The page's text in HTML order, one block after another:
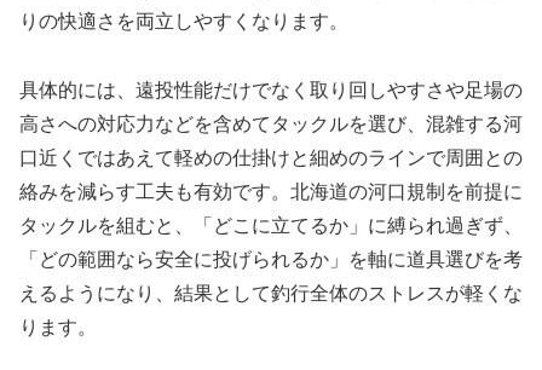
りの快適さを両立しやすくなります。
具体的には、遠投性能だけでなく取り回しやすさや足場の
高さへの対応力などを含めてタックルを選び、混雑する河
口近くではあえて軽めの仕掛けと細めのラインで周囲との
絡みを減らす工夫も有効です。北海道の河口規制を前提に
タックルを組むと、「どこに立てるか」に縛られ過ぎず、
「どの範囲なら安全に投げられるか」を軸に道具選びを考
えるようになり、結果として釣行全体のストレスが軽くな
ります。